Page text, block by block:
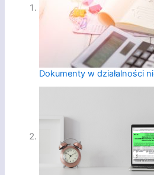
Dokumenty w działalności